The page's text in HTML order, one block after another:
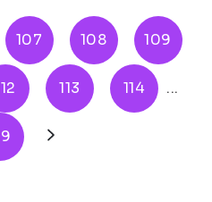
107 108 109
113 114 ...